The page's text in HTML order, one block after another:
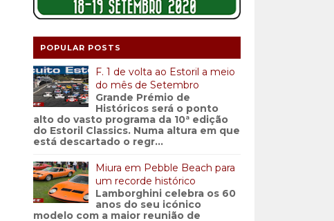
POPULAR POSTS
F. 1 de volta ao Estoril a meio
do mês de Setembro
Grande Prémio de
Históricos será o ponto
alto do vasto programa da 10ª edição
do Estoril Classics. Numa altura em que
está descartado o regr...
Miura em Pebble Beach para
um recorde histórico
Lamborghini celebra os 60
anos do seu icónico
modelo com a maior reunião de